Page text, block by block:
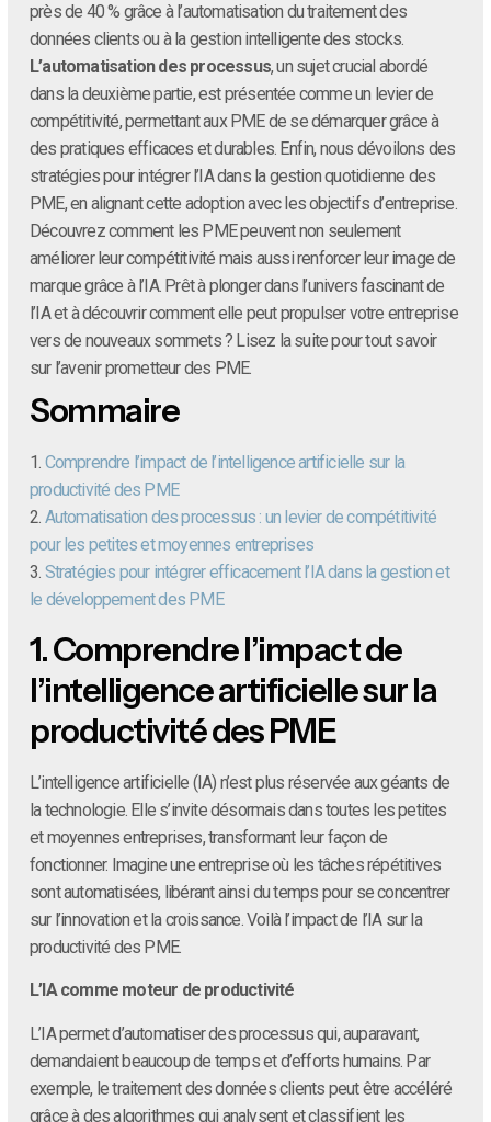
près de 40 % grâce à l’automatisation du traitement des
données clients ou à la gestion intelligente des stocks.
L’automatisation des processus, un sujet crucial abordé
dans la deuxième partie, est présentée comme un levier de
compétitivité, permettant aux PME de se démarquer grâce à
des pratiques efficaces et durables. Enfin, nous dévoilons des
stratégies pour intégrer l’IA dans la gestion quotidienne des
PME, en alignant cette adoption avec les objectifs d’entreprise.
Découvrez comment les PME peuvent non seulement
améliorer leur compétitivité mais aussi renforcer leur image de
marque grâce à l’IA. Prêt à plonger dans l’univers fascinant de
l’IA et à découvrir comment elle peut propulser votre entreprise
vers de nouveaux sommets ? Lisez la suite pour tout savoir
sur l’avenir prometteur des PME.
Sommaire
1. Comprendre l’impact de l’intelligence artificielle sur la
productivité des PME
2. Automatisation des processus : un levier de compétitivité
pour les petites et moyennes entreprises
3. Stratégies pour intégrer efficacement l’IA dans la gestion et
le développement des PME
1.Comprendre l’impact de
l’intelligence artificielle sur la
productivité des PME
L’intelligence artificielle (IA) n’est plus réservée aux géants de
la technologie. Elle s’invite désormais dans toutes les petites
et moyennes entreprises, transformant leur façon de
fonctionner. Imagine une entreprise où les tâches répétitives
sont automatisées, libérant ainsi du temps pour se concentrer
sur l’innovation et la croissance. Voilà l’impact de l’IA sur la
productivité des PME.
L’IA comme moteur de productivité
L’IA permet d’automatiser des processus qui, auparavant,
demandaient beaucoup de temps et d’efforts humains. Par
exemple, le traitement des données clients peut être accéléré
grâce à des algorithmes qui analysent et classifient les